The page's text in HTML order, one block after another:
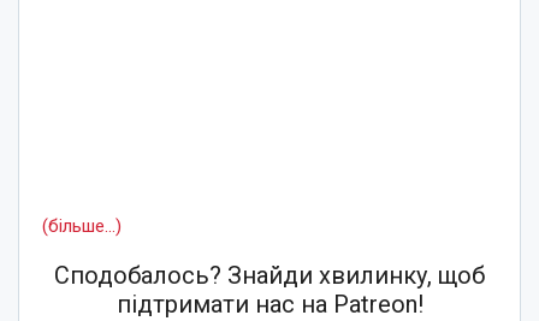
(більше…)
Сподобалось? Знайди хвилинку, щоб
підтримати нас на Patreon!